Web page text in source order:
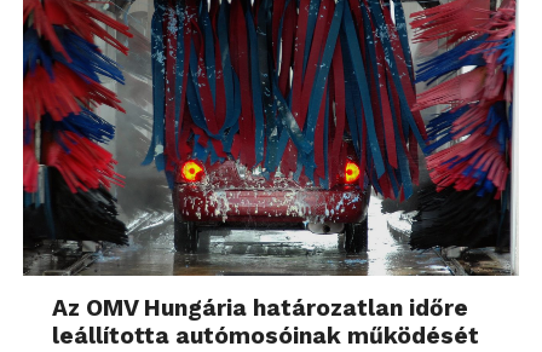
Az OMV Hungária határozatlan időre
leállította autómosóinak működését